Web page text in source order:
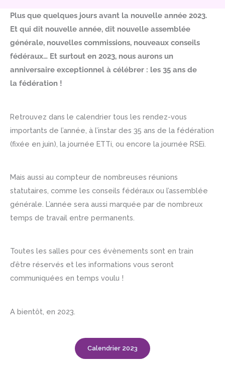
Plus que quelques jours avant la nouvelle année 2023.
Et qui dit nouvelle année, dit nouvelle assemblée
générale, nouvelles commissions, nouveaux conseils
fédéraux… Et surtout en 2023, nous aurons un
anniversaire exceptionnel à célébrer : les 35 ans de
la fédération !
Retrouvez dans le calendrier tous les rendez-vous
importants de l’année, à l’instar des 35 ans de la fédération
(fixée en juin), la journée ETTi, ou encore la journée RSEi.
Mais aussi au compteur de nombreuses réunions
statutaires, comme les conseils fédéraux ou l’assemblée
générale. L’année sera aussi marquée par de nombreux
temps de travail entre permanents.
Toutes les salles pour ces évènements sont en train
d’être réservés et les informations vous seront
communiquées en temps voulu !
A bientôt, en 2023.
Calendrier 2023